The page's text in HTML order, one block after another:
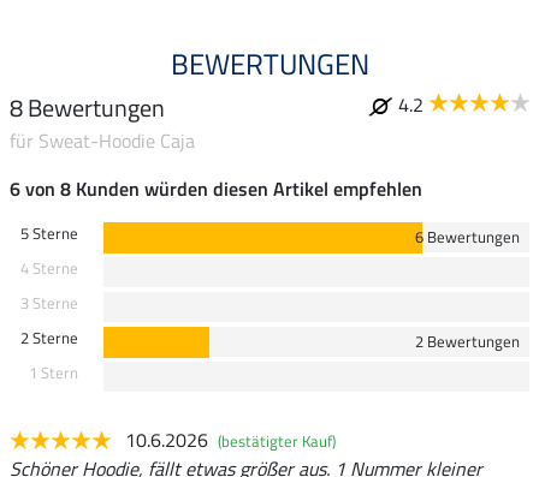
BEWERTUNGEN
8 Bewertungen
4.2
für Sweat-Hoodie Caja
6 von 8 Kunden würden diesen Artikel empfehlen
5 Sterne
6 Bewertungen
4 Sterne
3 Sterne
2 Sterne
2 Bewertungen
1 Stern
10.6.2026 (bestätigter Kauf)
Schöner Hoodie, fällt etwas größer aus. 1 Nummer kleiner